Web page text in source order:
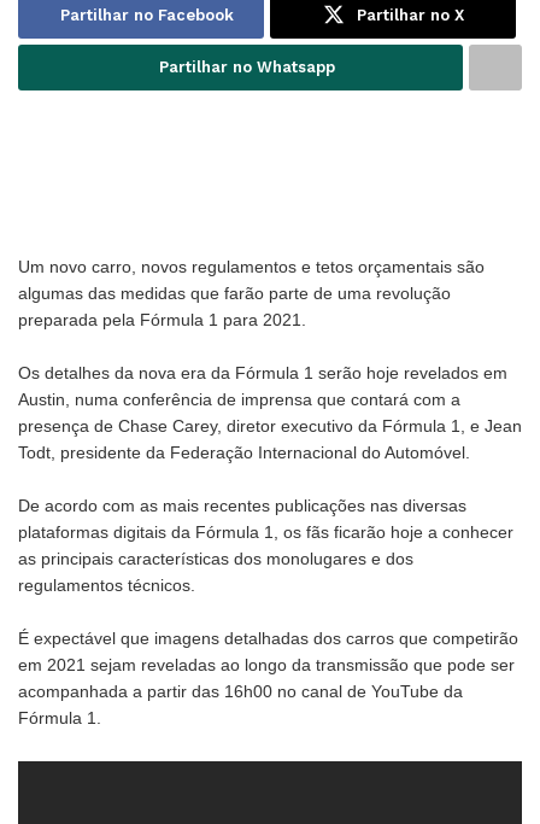
Partilhar no Facebook Partilhar no X
Partilhar no Whatsapp
Um novo carro, novos regulamentos e tetos orçamentais são
algumas das medidas que farão parte de uma revolução
preparada pela Fórmula 1 para 2021.
Os detalhes da nova era da Fórmula 1 serão hoje revelados em
Austin, numa conferência de imprensa que contará com a
presença de Chase Carey, diretor executivo da Fórmula 1, e Jean
Todt, presidente da Federação Internacional do Automóvel.
De acordo com as mais recentes publicações nas diversas
plataformas digitais da Fórmula 1, os fãs ficarão hoje a conhecer
as principais características dos monolugares e dos
regulamentos técnicos.
É expectável que imagens detalhadas dos carros que competirão
em 2021 sejam reveladas ao longo da transmissão que pode ser
acompanhada a partir das 16h00 no canal de YouTube da
Fórmula 1.